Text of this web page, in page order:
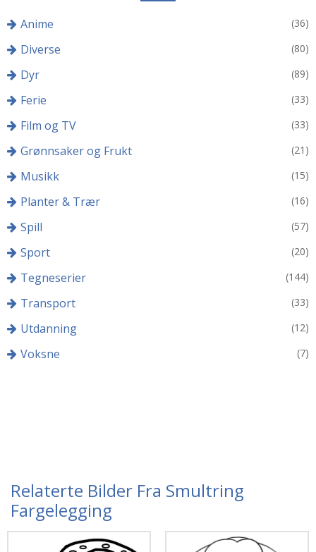
Anime (36)
Diverse (80)
Dyr (89)
Ferie (33)
Film og TV (33)
Grønnsaker og Frukt (21)
Musikk (15)
Planter & Trær (16)
Spill (57)
Sport (20)
Tegneserier (144)
Transport (33)
Utdanning (12)
Voksne (7)
Relaterte Bilder Fra Smultring
Fargelegging